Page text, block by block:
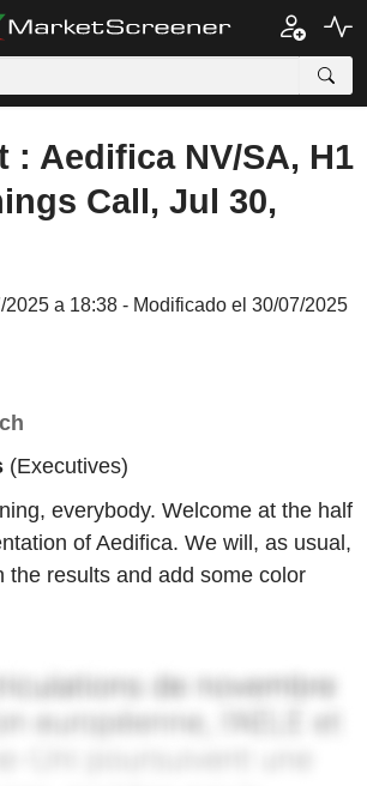
: Aedifica NV/SA, H1
Call, Jul 30,
a 18:38 - Modificado el 30/07/2025
(Executives)
everybody. Welcome at the half
of Aedifica. We will, as usual,
the results and add some color